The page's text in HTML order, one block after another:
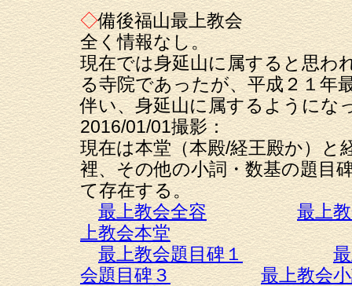
◇備後福山最上教会
全く情報なし。
現在では身延山に属すると思わ
る寺院であったが、平成２１年
伴い、身延山に属するようにな
2016/01/01撮影：
現在は本堂（本殿/経王殿か）と
裡、その他の小詞・数基の題目
て存在する。
最上教会全容
最上
上教会本堂
最上教会題目碑１
会題目碑３
最上教会